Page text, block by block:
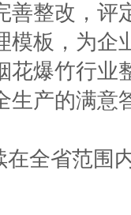
善整改，评
模板，为企
花爆竹行业
生产的满意
全省范围